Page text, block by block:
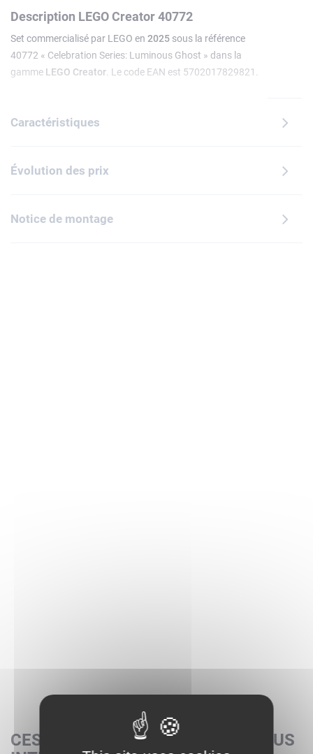
Description LEGO Creator 40772
Set commercialisé par LEGO en 2025 sous la référence
40772 « Celebration Series: Luminous Ghost » dans la
gamme LEGO Creator . Le code EAN est 5702017829821.
Caractéristiques
Évolution des prix
Notice de montage
CES SETS POURRAIENT AUSSI VOUS